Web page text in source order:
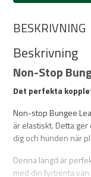
BESKRIVNING
Beskrivning
Non-Stop
Det perfekta
Non-stop Bungee
är elastiskt. Detta
dig och hunden när
Denna längd är
med din fyrbenta vän.